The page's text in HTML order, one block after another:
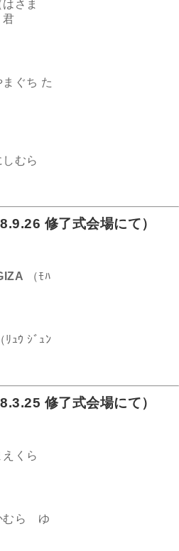
はさま
まぐち た
しむら
修了式会場にて）
（ﾓﾊ
ﾘｭｳ ｼﾞｭﾝ
.3.25 修了式会場にて）
えくら
むら ゆ